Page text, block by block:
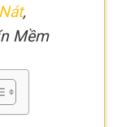
,
Mềm